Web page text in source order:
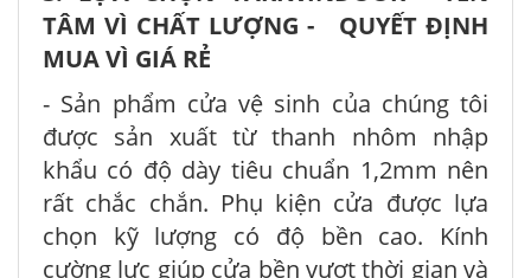
TÂM VÌ CHẤT LƯỢNG - QUYẾT ĐỊNH
MUA VÌ GIÁ RẺ
- Sản phẩm cửa vệ sinh của chúng tôi
được sản xuất từ thanh nhôm nhập
khẩu có độ dày tiêu chuẩn 1,2mm nên
rất chắc chắn. Phụ kiện cửa được lựa
chọn kỹ lượng có độ bền cao. Kính
cường lực giúp cửa bền vượt thời gian và